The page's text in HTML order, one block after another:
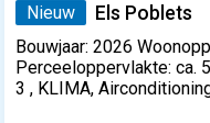
Nieuw Els Poblets
Bouwjaar: 2026
Perceeloppervlakte: ca.
3 , KLIMA,